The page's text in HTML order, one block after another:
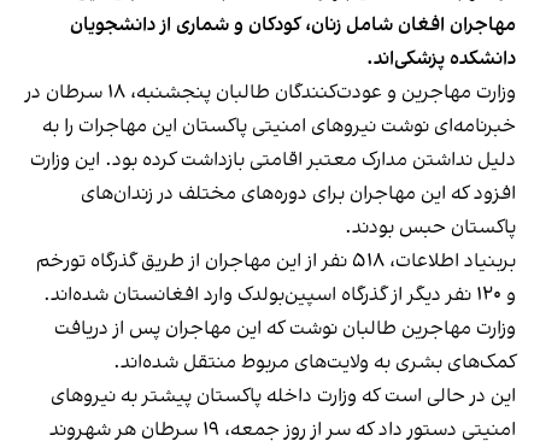
مهاجران افغان شامل زنان، کودکان و شماری از دانشجویان
دانشکده پزشکی‌اند.
وزارت مهاجرین و عودت‌کنندگان طالبان پنجشنبه، ۱۸ سرطان در
خبرنامه‌ای نوشت نیروهای امنیتی پاکستان این مهاجرات را به
دلیل نداشتن مدارک معتبر اقامتی بازداشت کرده بود. این وزارت
افزود که این مهاجران برای دوره‌های مختلف در زندان‌های
پاکستان حبس بودند.
بربنیاد اطلاعات، ۵۱۸ نفر از این مهاجران از طریق گذرگاه تورخم
و ۱۲۰ نفر دیگر از گذرگاه اسپین‌بولدک وارد افغانستان شده‌اند.
وزارت مهاجرین طالبان نوشت که این مهاجران پس از دریافت
کمک‌های بشری به ولایت‌های مربوط منتقل شده‌اند.
این در حالی است که وزارت داخله پاکستان پیشتر به نیروهای
امنیتی دستور داد که سر از روز جمعه، ۱۹ سرطان هر شهروند